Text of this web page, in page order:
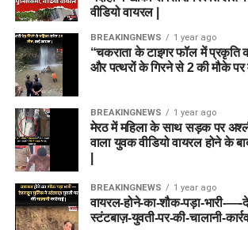
वीडियो वायरल |
BREAKINGNEWS 1 year ago
“चकराता के टाइगर फॉल में प्रकृति
और पत्थरों के गिरने से 2 की मौके पर
BREAKINGNEWS 1 year ago
मेरठ में महिला के साथ सड़क पर
वाला युवक वीडियो वायरल होने के
BREAKINGNEWS 1 year ago
वायरल-होने-का-शौक-पड़ा-भारी-—-
स्टंटबाज़-युवती-पर-की-चालानी-